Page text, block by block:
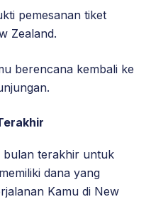
pemesanan tiket
Zealand.
berencana kembali ke
bulan terakhir untuk
dana yang
Kamu di New